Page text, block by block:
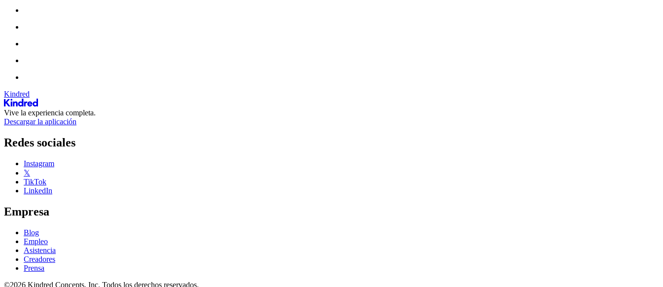
Kindred
Vive la experiencia completa.
Descargar la aplicación
Redes sociales
Instagram
𝕏
TikTok
LinkedIn
Empresa
Blog
Empleo
Asistencia
Creadores
Prensa
©2026 Kindred Concepts, Inc. Todos los derechos reservados.